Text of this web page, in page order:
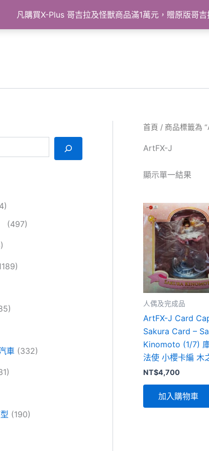
凡購買X-Plus 哥吉拉及怪獸商品滿1萬元，贈原版哥
(497)
車 (332)
(190)
首頁 / 商品標籤為
ArtFX-J
顯示單一結果
人偶及完成品
ArtFX-J Card
Sakura Card –
Kinomoto (1/7)
法使 小櫻卡編 木
NT$4,700
加入購物車